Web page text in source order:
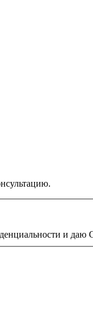
и даю